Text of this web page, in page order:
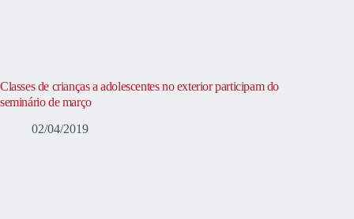
Classes de crianças a adolescentes no exterior participam do
seminário de março
02/04/2019